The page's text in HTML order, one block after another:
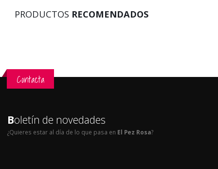
PRODUCTOS RECOMENDADOS
Contacta
Boletín de novedades
¿Quieres estar al día de lo que pasa en El Pez Rosa?